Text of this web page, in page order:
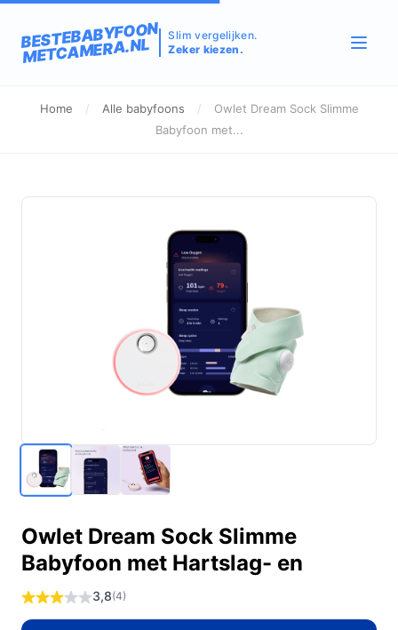
BESTEBABYFOON
METCAMERA.NL
Slim vergelijken.
Zeker kiezen.
Home / Alle babyfoons /
Owlet Dream Sock Slimme
Babyfoon met...
Owlet Dream Sock Slimme
Babyfoon met Hartslag- en
3,8(4)